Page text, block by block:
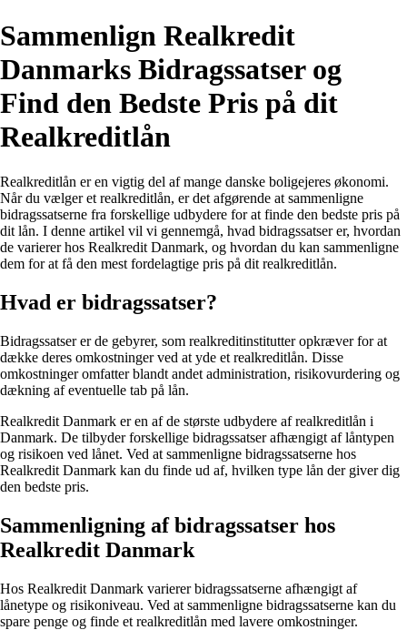
Sammenlign Realkredit
Danmarks Bidragssatser og
Find den Bedste Pris på dit
Realkreditlån
Realkreditlån er en vigtig del af mange danske boligejeres økonomi.
Når du vælger et realkreditlån, er det afgørende at sammenligne
bidragssatserne fra forskellige udbydere for at finde den bedste pris på
dit lån. I denne artikel vil vi gennemgå, hvad bidragssatser er, hvordan
de varierer hos Realkredit Danmark, og hvordan du kan sammenligne
dem for at få den mest fordelagtige pris på dit realkreditlån.
Hvad er bidragssatser?
Bidragssatser er de gebyrer, som realkreditinstitutter opkræver for at
dække deres omkostninger ved at yde et realkreditlån. Disse
omkostninger omfatter blandt andet administration, risikovurdering og
dækning af eventuelle tab på lån.
Realkredit Danmark er en af ​​de største udbydere af realkreditlån i
Danmark. De tilbyder forskellige bidragssatser afhængigt af låntypen
og risikoen ved lånet. Ved at sammenligne bidragssatserne hos
Realkredit Danmark kan du finde ud af, hvilken type lån der giver dig
den bedste pris.
Sammenligning af bidragssatser hos
Realkredit Danmark
Hos Realkredit Danmark varierer bidragssatserne afhængigt af
lånetype og risikoniveau. Ved at sammenligne bidragssatserne kan du
spare penge og finde et realkreditlån med lavere omkostninger.